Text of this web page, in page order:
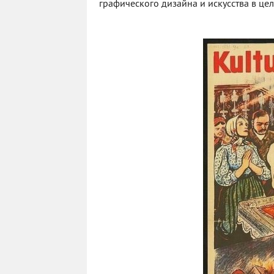
графического дизайна и искусства в